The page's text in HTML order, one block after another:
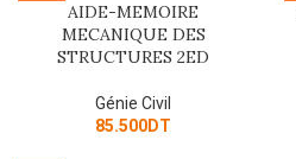
AIDE-MEMOIRE
MECANIQUE DES
STRUCTURES 2ED
Génie Civil
85.500DT